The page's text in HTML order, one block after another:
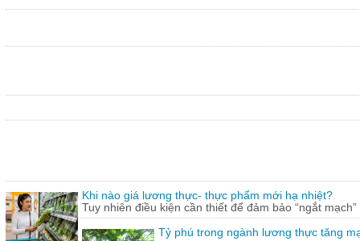
Khi nào giá lương thực- thực phẩm mới hạ nhiệt?
Tuy nhiên điều kiện cần thiết để đảm bảo “ngắt mạch”
Tỷ phú trong ngành lương thực tăng